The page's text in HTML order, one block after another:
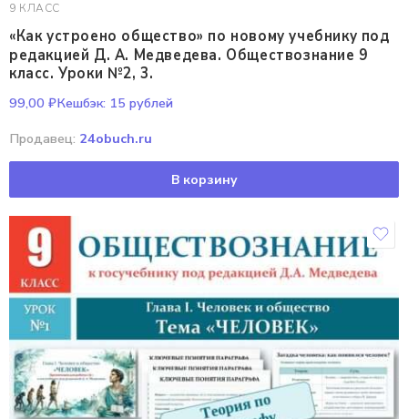
9 КЛАСС
«Как устроено общество» по новому учебнику под
редакцией Д. А. Медведева. Обществознание 9
класс. Уроки №2, 3.
99,00 ₽Кешбэк: 15 рублей
Продавец: 24obuch.ru
В корзину